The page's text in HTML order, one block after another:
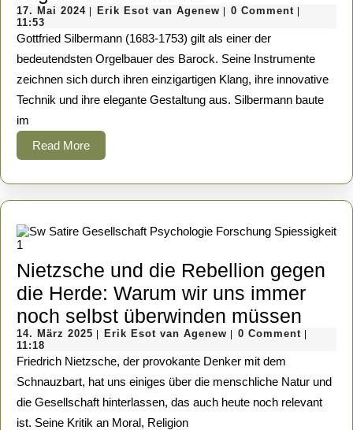
Silbermann:
Meister
des
Orgelbaus
im
17. Mai 202417.
2024
Erik Esot van Agenew Erik
van
Agenew
0 Comment
11:53
Gottfried Silbermann (1683-1753) gilt als einer der
bedeutendsten Orgelbauer des Barock. Seine Instrumente
zeichnen sich durch ihren einzigartigen Klang, ihre innovative
Technik und ihre elegante Gestaltung aus. Silbermann baute
im
Read MoreRead
More
Nietzsche und die Rebellion gegen
die Herde: Warum wir uns immer
noch selbst überwinden müssen
und
14. März 2025 14.
2025
Erik Esot van Agenew Erik
van
Agenew
0 Comment
11:18
Friedrich Nietzsche, der provokante Denker mit dem
Schnauzbart, hat uns einiges über die menschliche Natur und
die Gesellschaft hinterlassen, das auch heute noch relevant
ist. Seine Kritik an Moral, Religion